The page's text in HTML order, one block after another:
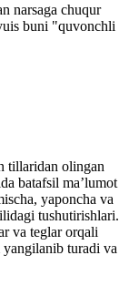
narsaga chuqur
buni "quvonchli
tillaridan olingan
batafsil maʼlumot
yaponcha va
tushutirishlari.
va teglar orqali
turadi va